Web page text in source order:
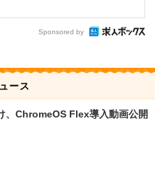
Sponsored by
ース
、ChromeOS Flex導入動画公開